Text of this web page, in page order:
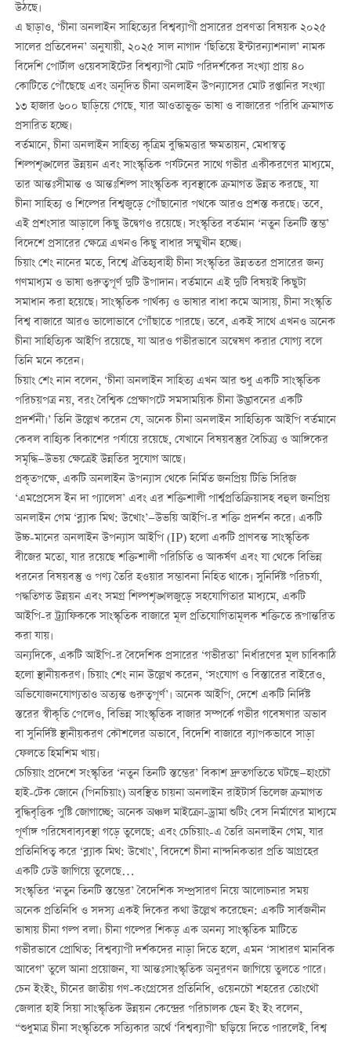
উঠছে।
এ ছাড়াও, ‘চীনা অনলাইন সাহিত্যের বিশ্বব্যাপী প্রসারের প্রবণতা বিষয়ক ২০২৫
সালের প্রতিবেদন’ অনুযায়ী, ২০২৫ সাল নাগাদ ‘ছিতিয়ে ইন্টারন্যাশনাল’ নামক
বিদেশি পোর্টাল ওয়েবসাইটের বিশ্বব্যাপী মোট পরিদর্শকের সংখ্যা প্রায় ৪০
কোটিতে পৌঁছেছে এবং অনূদিত চীনা অনলাইন উপন্যাসের মোট রপ্তানির সংখ্যা
১৩ হাজার ৬০০ ছাড়িয়ে গেছে, যার আওতাভুক্ত ভাষা ও বাজারের পরিধি ক্রমাগত
প্রসারিত হচ্ছে।
বর্তমানে, চীনা অনলাইন সাহিত্য কৃত্রিম বুদ্ধিমত্তার ক্ষমতায়ন, মেধাস্বত্ব
শিল্পশৃঙ্খলের উন্নয়ন এবং সাংস্কৃতিক পর্যটনের সাথে গভীর একীকরণের মাধ্যমে,
তার আন্তঃসীমান্ত ও আন্তঃশিল্প সাংস্কৃতিক ব্যবস্থাকে ক্রমাগত উন্নত করছে, যা
চীনা সাহিত্য ও শিল্পের বিশ্বজুড়ে পৌঁছানোর পথকে আরও প্রশস্ত করছে। তবে,
এই প্রশংসার আড়ালে কিছু উদ্বেগও রয়েছে। সংস্কৃতির বর্তমান ‘নতুন তিনটি স্তম্ভ’
বিদেশে প্রসারের ক্ষেত্রে এখনও কিছু বাধার সম্মুখীন হচ্ছে।
চিয়াং শেং নানের মতে, বিশ্বে ঐতিহ্যবাহী চীনা সংস্কৃতির উন্নততর প্রসারের জন্য
গণমাধ্যম ও ভাষা গুরুত্বপূর্ণ দুটি উপাদান। বর্তমানে এই দুটি বিষয়ই কিছুটা
সমাধান করা হয়েছে। সাংস্কৃতিক পার্থক্য ও ভাষার বাধা কমে আসায়, চীনা সংস্কৃতি
বিশ্ব বাজারে আরও ভালোভাবে পৌঁছাতে পারছে। তবে, একই সাথে এখনও অনেক
চীনা সাহিত্যিক আইপি রয়েছে, যা আরও গভীরভাবে অন্বেষণ করার যোগ্য বলে
তিনি মনে করেন।
চিয়াং শেং নান বলেন, ‘চীনা অনলাইন সাহিত্য এখন আর শুধু একটি সাংস্কৃতিক
পরিচয়পত্র নয়, বরং বৈশ্বিক প্রেক্ষাপটে সমসাময়িক চীনা উদ্ভাবনের একটি
প্রদর্শনী।’ তিনি উল্লেখ করেন যে, অনেক চীনা অনলাইন সাহিত্যিক আইপি বর্তমানে
কেবল বাহ্যিক বিকাশের পর্যায়ে রয়েছে, যেখানে বিষয়বস্তুর বৈচিত্র্য ও আঙ্গিকের
সমৃদ্ধি—উভয় ক্ষেত্রেই উন্নতির সুযোগ আছে।
প্রকৃতপক্ষে, একটি অনলাইন উপন্যাস থেকে নির্মিত জনপ্রিয় টিভি সিরিজ
‘এমপ্রেসেস ইন দা প্যালেস’ এবং এর শক্তিশালী পার্শ্বপ্রতিক্রিয়াসহ বহুল জনপ্রিয়
অনলাইন গেম ‘ব্ল্যাক মিথ: উখোং’—উভয়ি আইপি-র শক্তি প্রদর্শন করে। একটি
উচ্চ-মানের অনলাইন উপন্যাস আইপি (IP) হলো একটি প্রাণবন্ত সাংস্কৃতিক
বীজের মতো, যার রয়েছে শক্তিশালী পরিচিতি ও আকর্ষণ এবং যা থেকে বিভিন্ন
ধরনের বিষয়বস্তু ও পণ্য তৈরি হওয়ার সম্ভাবনা নিহিত থাকে। সুনির্দিষ্ট পরিচর্যা,
পদ্ধতিগত উন্নয়ন এবং সমগ্র শিল্পশৃঙ্খলজুড়ে সহযোগিতার মাধ্যমে, একটি
আইপি-র ট্র্যাফিককে সাংস্কৃতিক বাজারে মূল প্রতিযোগিতামূলক শক্তিতে রূপান্তরিত
করা যায়।
অন্যদিকে, একটি আইপি-র বৈদেশিক প্রসারের ‘গভীরতা’ নির্ধারণের মূল চাবিকাঠি
হলো স্থানীয়করণ। চিয়াং শেং নান উল্লেখ করেন, ‘সংযোগ ও বিস্তারের বাইরেও,
অভিযোজনযোগ্যতাও অত্যন্ত গুরুত্বপূর্ণ’। অনেক আইপি, দেশে একটি নির্দিষ্ট
স্তরের স্বীকৃতি পেলেও, বিভিন্ন সাংস্কৃতিক বাজার সম্পর্কে গভীর গবেষণার অভাব
বা সুনির্দিষ্ট স্থানীয়করণ কৌশলের অভাবে, বিদেশি বাজারে ব্যাপকভাবে সাড়া
ফেলতে হিমশিম খায়।
চেচিয়াং প্রদেশে সংস্কৃতির ‘নতুন তিনটি স্তম্ভের’ বিকাশ দ্রুতগতিতে ঘটছে—হাংচৌ
হাই-টেক জোনে (পিনচিয়াং) অবস্থিত চায়না অনলাইন রাইটার্স ভিলেজ ক্রমাগত
বুদ্ধিবৃত্তিক পুষ্টি জোগাচ্ছে; অনেক অঞ্চল মাইক্রো-ড্রামা শুটিং বেস নির্মাণের মাধ্যমে
পূর্ণাঙ্গ পরিষেবাব্যবস্থা গড়ে তুলেছে; এবং চেচিয়াং-এ তৈরি অনলাইন গেম, যার
প্রতিনিধিত্ব করে ‘ব্ল্যাক মিথ: উখোং’, বিদেশে চীনা নান্দনিকতার প্রতি আগ্রহের
একটি ঢেউ জাগিয়ে তুলেছে…
সংস্কৃতির ‘নতুন তিনটি স্তম্ভের’ বৈদেশিক সম্প্রসারণ নিয়ে আলোচনার সময়
অনেক প্রতিনিধি ও সদস্য একই দিকের কথা উল্লেখ করেছেন: একটি সার্বজনীন
ভাষায় চীনা গল্প বলা। চীনা গল্পের শিকড় এক অনন্য সাংস্কৃতিক মাটিতে
গভীরভাবে প্রোথিত; বিশ্বব্যাপী দর্শকদের নাড়া দিতে হলে, এমন ‘সাধারণ মানবিক
আবেগ’ তুলে আনা প্রয়োজন, যা আন্তঃসাংস্কৃতিক অনুরণন জাগিয়ে তুলতে পারে।
চেন ইংইং, চীনের জাতীয় গণ-কংগ্রেসের প্রতিনিধি, ওয়েনচৌ শহরের তোংথৌ
জেলার হাই সিয়া সাংস্কৃতিক উন্নয়ন কেন্দ্রের পরিচালক ছেন ইং ইং বলেন,
“শুধুমাত্র চীনা সংস্কৃতিকে সত্যিকার অর্থে ‘বিশ্বব্যাপী’ ছড়িয়ে দিতে পারলেই, বিশ্ব